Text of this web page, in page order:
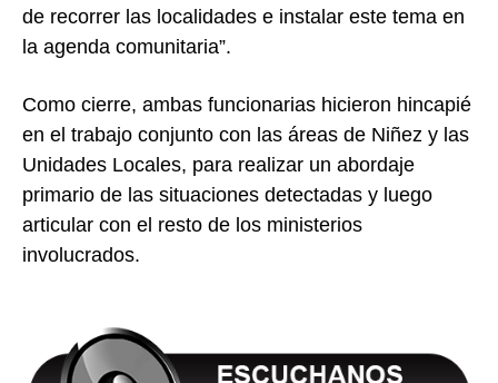
de recorrer las localidades e instalar este tema en
la agenda comunitaria”.
Como cierre, ambas funcionarias hicieron hincapié
en el trabajo conjunto con las áreas de Niñez y las
Unidades Locales, para realizar un abordaje
primario de las situaciones detectadas y luego
articular con el resto de los ministerios
involucrados.